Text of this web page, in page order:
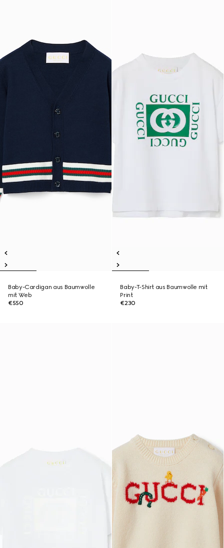
Baby-Cardigan aus Baumwolle
mit Web
€550
Baby-T-Shirt aus Baumwolle mit
Print
€230